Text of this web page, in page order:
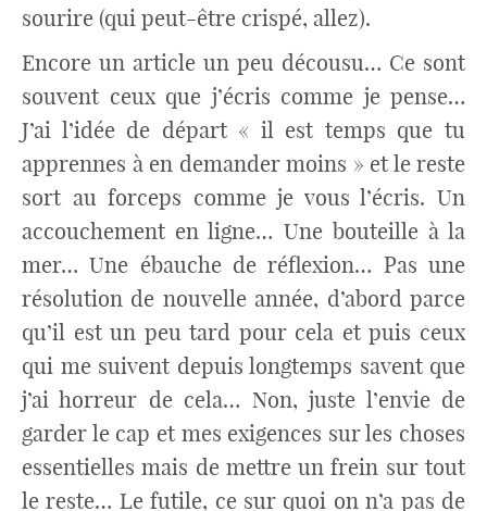
sourire (qui peut-être crispé, allez).
Encore un article un peu décousu… Ce sont
souvent ceux que j’écris comme je pense…
J’ai l’idée de départ « il est temps que tu
apprennes à en demander moins » et le reste
sort au forceps comme je vous l’écris. Un
accouchement en ligne… Une bouteille à la
mer… Une ébauche de réflexion… Pas une
résolution de nouvelle année, d’abord parce
qu’il est un peu tard pour cela et puis ceux
qui me suivent depuis longtemps savent que
j’ai horreur de cela… Non, juste l’envie de
garder le cap et mes exigences sur les choses
essentielles mais de mettre un frein sur tout
le reste… Le futile, ce sur quoi on n’a pas de